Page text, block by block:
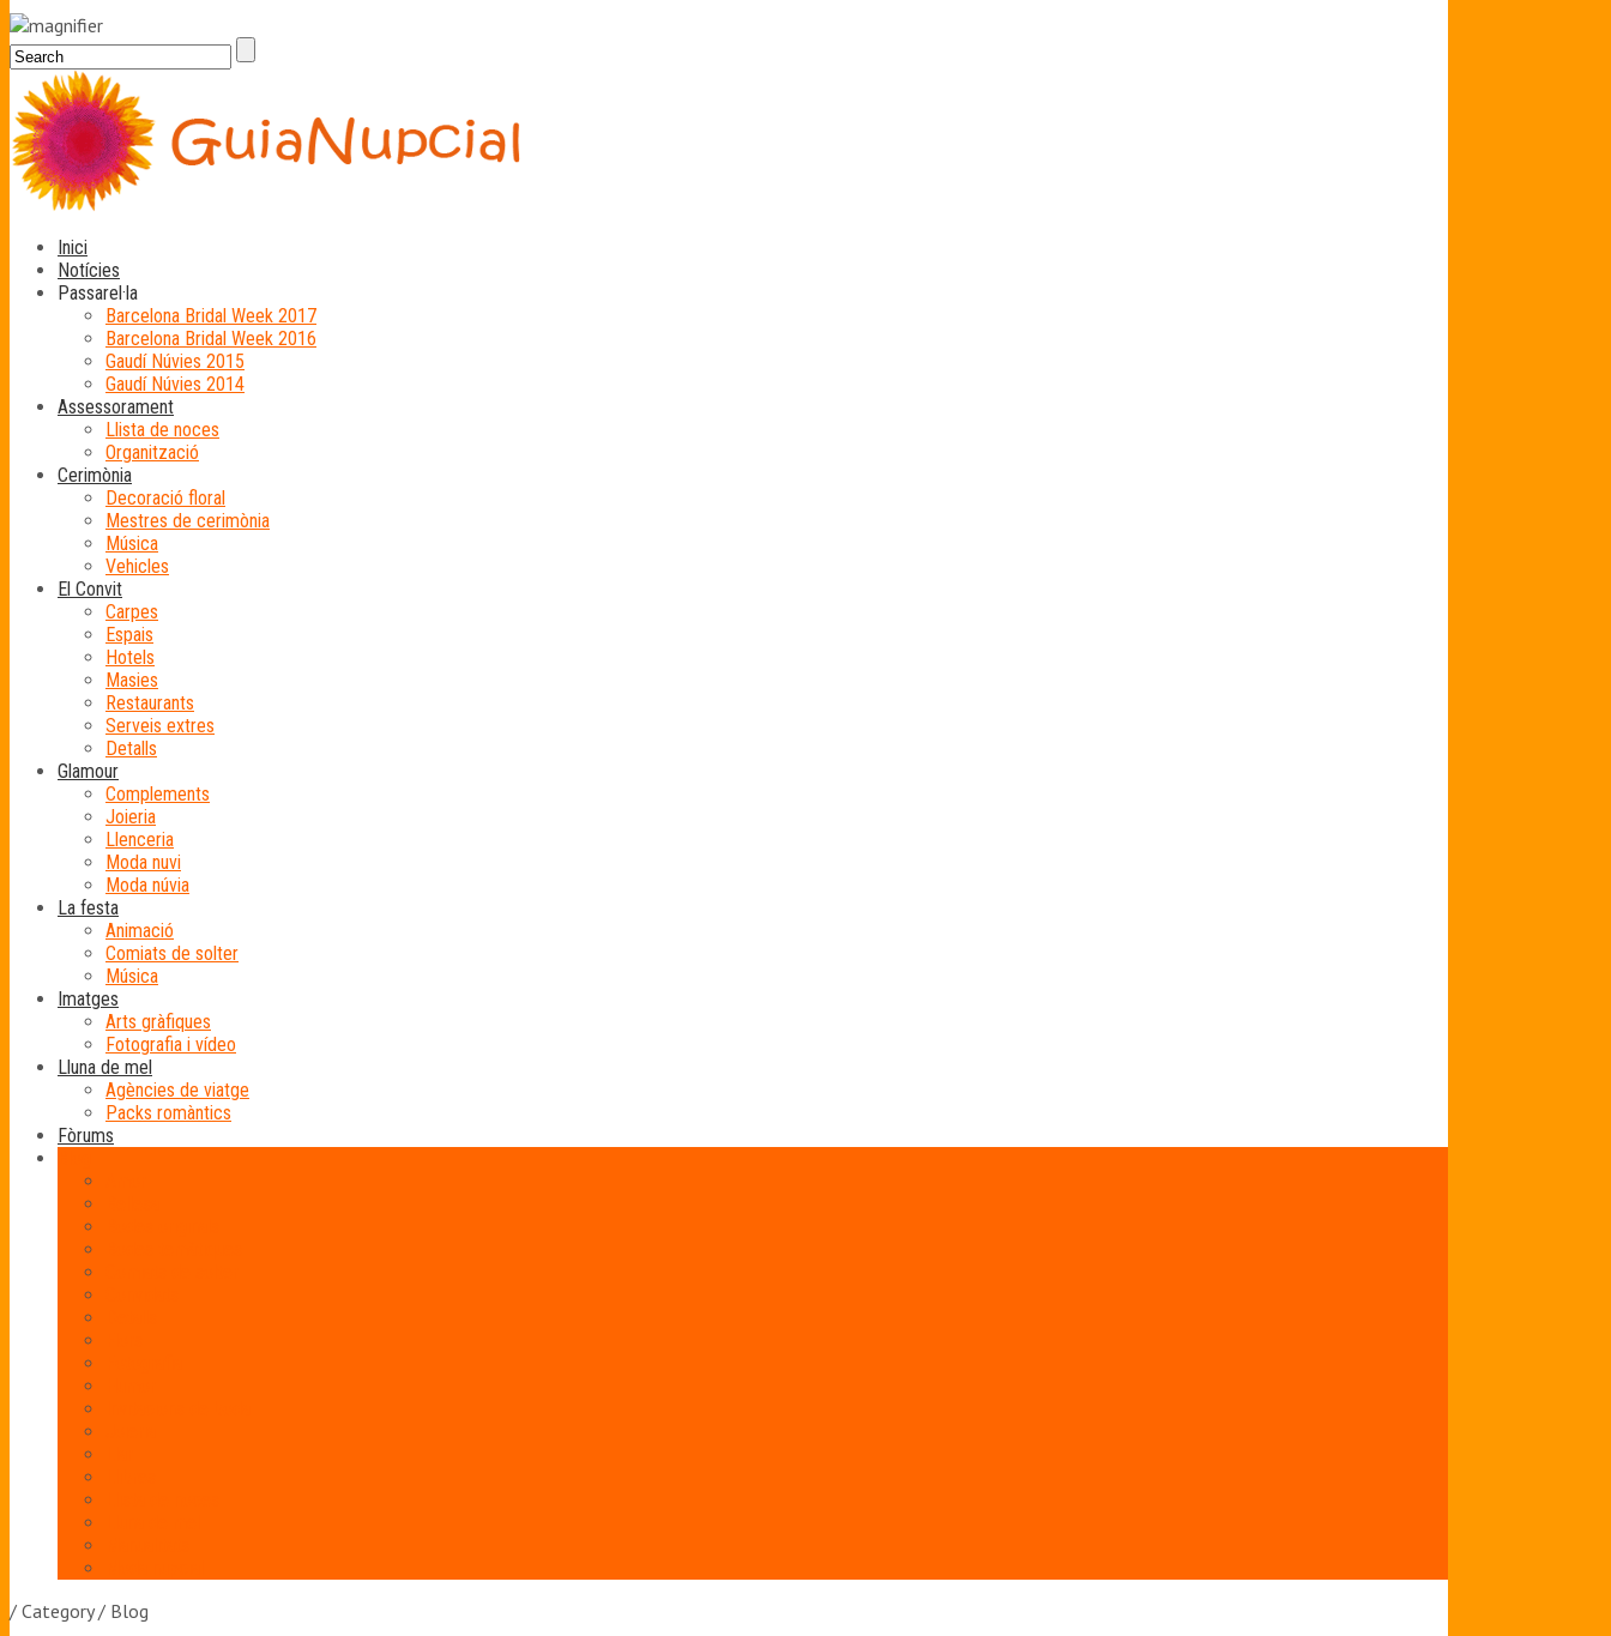
Inici
Notícies
Passarel·la
Barcelona Bridal Week 2017
Barcelona Bridal Week 2016
Gaudí Núvies 2015
Gaudí Núvies 2014
Assessorament
Llista de noces
Organització
Cerimònia
Decoració floral
Mestres de cerimònia
Música
Vehicles
El Convit
Carpes
Espais
Hotels
Masies
Restaurants
Serveis extres
Detalls
Glamour
Complements
Joieria
Llenceria
Moda nuvi
Moda núvia
La festa
Animació
Comiats de solter
Música
Imatges
Arts gràfiques
Fotografia i vídeo
Lluna de mel
Agències de viatge
Packs romàntics
Fòrums
/ Category / Blog